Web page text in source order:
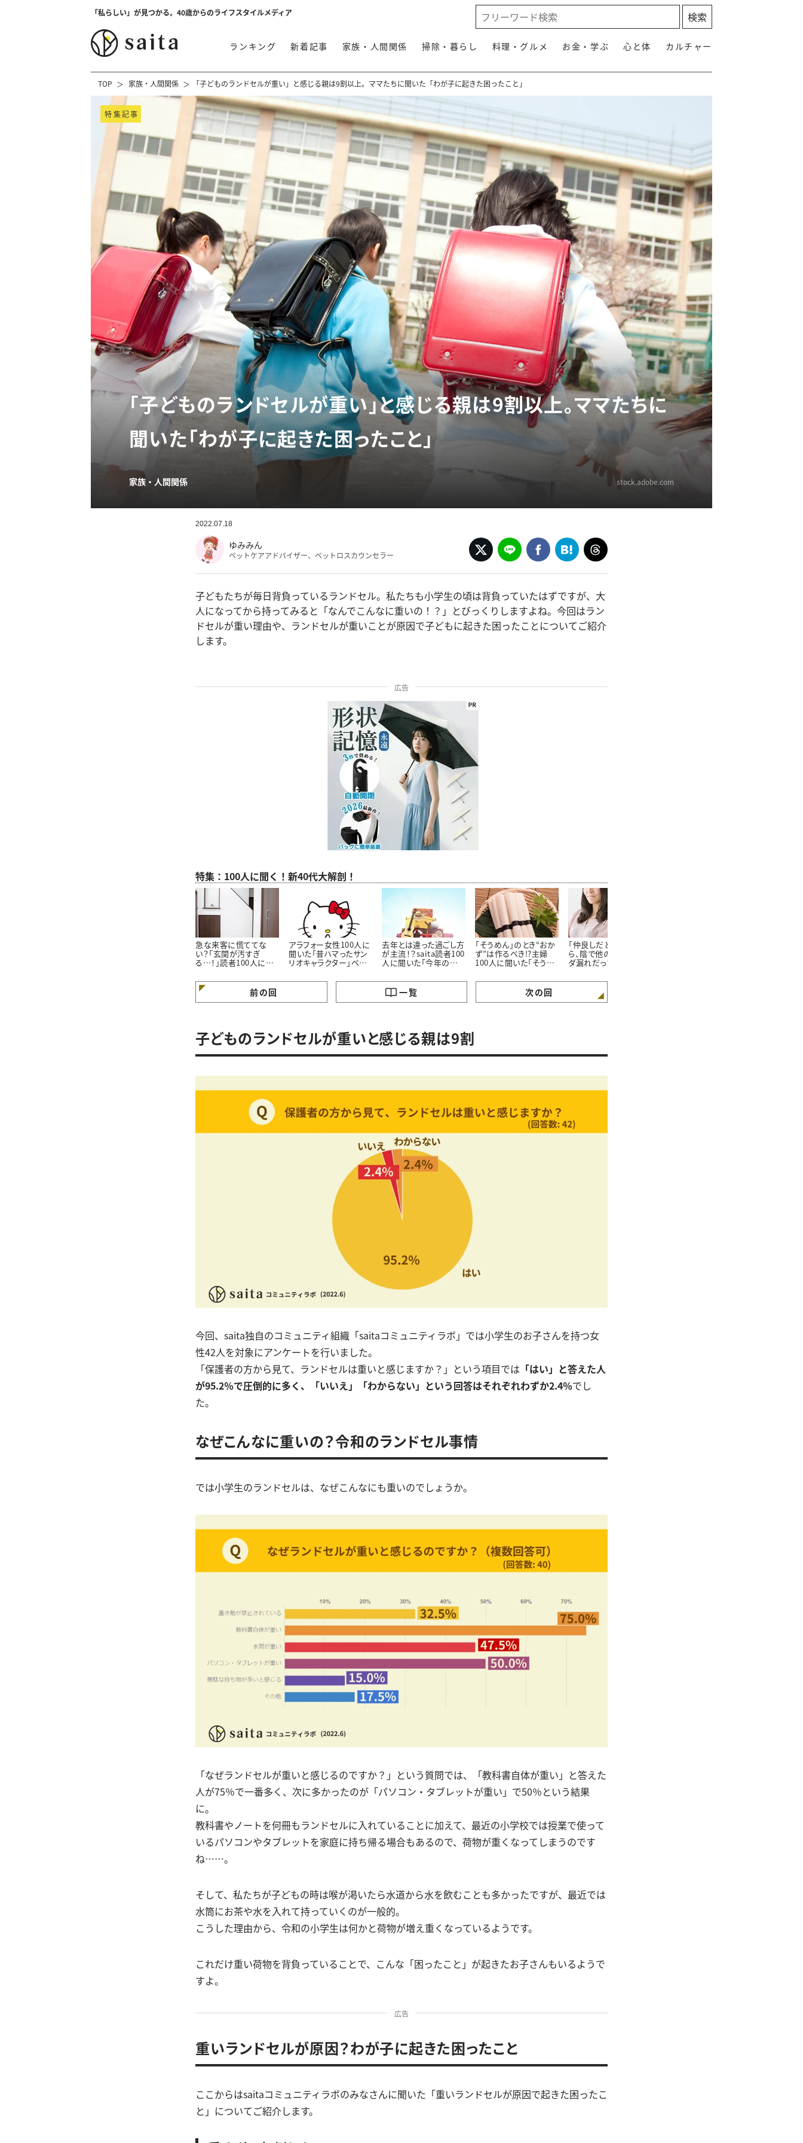
「私らしい」が見つかる。40歳からのライフスタイルメディア
ランキング 新着記事 家族・人間関係 掃除・暮らし 料理・グルメ お金・学ぶ 心と体 カルチャー
TOP 家族・人間関係 「子どものランドセルが重い」と感じる親は9割以上。ママたちに聞いた「わが子に起きた困ったこと」
特集記事
「子どものランドセルが重い」と感じる親は9割以上。ママたちに
聞いた「わが子に起きた困ったこと」
家族・人間関係 stock.adobe.com
2022.07.18
ゆみみん
ペットケアアドバイザー、ペットロスカウンセラー
子どもたちが毎日背負っているランドセル。私たちも小学生の頃は背負っていたはずですが、大
人になってから持ってみると「なんでこんなに重いの！？」とびっくりしますよね。今回はラン
ドセルが重い理由や、ランドセルが重いことが原因で子どもに起きた困ったことについてご紹介
します。
広告
特集：100人に聞く！新40代大解剖！
急な来客に慌ててな
い？「玄関が汚すぎ
る…！」読者100人に聞
ておくコツ」3選
アラフォー女性100人に
聞いた「昔ハマったサン
リオキャラクター」ベス
ーがランクイン
去年とは違った過ごし方
が主流！？saita読者100
人に聞いた「今年の夏
「そうめん」のとき“おか
ず”は作るべき!?主婦
100人に聞いた「そうめ
「仲良しだと思っていた
ら、陰で他の方に情報ダ
ダ漏れだった…。」主婦
あった怖いママ友トラブ
前の回 一覧 次の回
子どものランドセルが重いと感じる親は9割
今回、saita独自のコミュニティ組織「saitaコミュニティラボ」では小学生のお子さんを持つ女
性42人を対象にアンケートを行いました。
「保護者の方から見て、ランドセルは重いと感じますか？」という項目では 「はい」と答えた人
が95.2％で圧倒的に多く、「いいえ」「わからない」という回答はそれぞれわずか2.4％でし
た。
なぜこんなに重いの？令和のランドセル事情
では小学生のランドセルは、なぜこんなにも重いのでしょうか。
「なぜランドセルが重いと感じるのですか？」という質問では、「教科書自体が重い」と答えた
人が75％で一番多く、次に多かったのが「パソコン・タブレットが重い」で50％という結果
に。
教科書やノートを何冊もランドセルに入れていることに加えて、最近の小学校では授業で使って
いるパソコンやタブレットを家庭に持ち帰る場合もあるので、荷物が重くなってしまうのです
ね……。
そして、私たちが子どもの時は喉が渇いたら水道から水を飲むことも多かったですが、最近では
水筒にお茶や水を入れて持っていくのが一般的。
こうした理由から、令和の小学生は何かと荷物が増え重くなっているようです。
これだけ重い荷物を背負っていることで、こんな「困ったこと」が起きたお子さんもいるようで
すよ。
広告
重いランドセルが原因？わが子に起きた困ったこと
ここからはsaitaコミュニティラボのみなさんに聞いた「重いランドセルが原因で起きた困ったこ
と」についてご紹介します。